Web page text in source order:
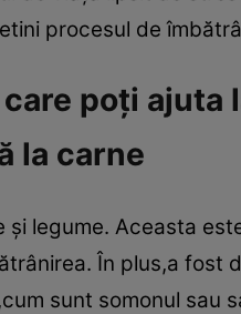
procesul de
poţi ajuta
la carne
legume. Aceasta
În plus,a
sunt somonul sau